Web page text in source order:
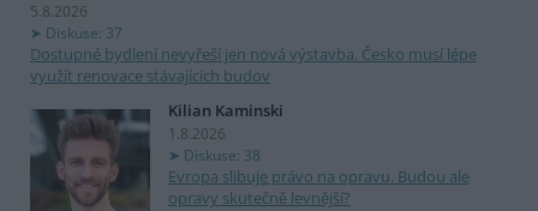
5.8.2026
Diskuse: 37
Dostupné bydlení nevyřeší jen nová výstavba. Česko musí lépe
využít renovace stávajících budov
Kilian Kaminski
1.8.2026
Diskuse: 38
Evropa slibuje právo na opravu. Budou ale
opravy skutečně levnější?